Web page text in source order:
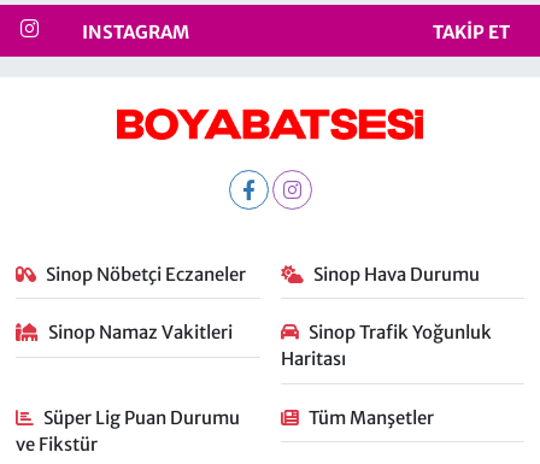
INSTAGRAM TAKIP ET
Sinop Nöbetçi Eczaneler Sinop Hava Durumu
Sinop Namaz Vakitleri
Sinop Trafik Yoğunluk
Haritası
Süper Lig Puan Durumu
ve Fikstür
Tüm Manşetler